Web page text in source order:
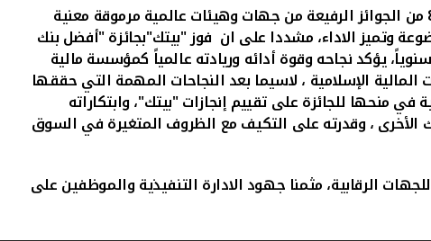
وأشار المرزوق الى ان احتفاظ "بيتك" بالتقييمات والتصنيفات الايجابية من وكالات التصنيف العالمية ، بالاضافة الى حيازة 8 من الجوائز الرفيعة من جهات وهيئات عالمية مرموقة معنية
وتميز الاداء، مشددا على ان فوز "بيتك"بجائزة "أفضل بنك
سنوياً، يؤكد نجاحه وقوة أدائه وريادته عالمياً كمؤسسة مالية
الإسلامية ، لاسيما بعد النجاحات المهمة التي حققها
منحها للجائزة على تقييم إنجازات "بيتك"، وابتكاراته
الأخرى ، وقدرته على التكيف مع الظروف المتغيرة في السوق
الرقابية، مثمنا جهود الادارة التنفيذية والموظفين على